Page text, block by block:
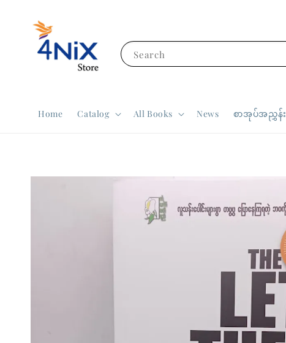
Search
Home Catalog All Books News စာအုပ်အညွှန်း